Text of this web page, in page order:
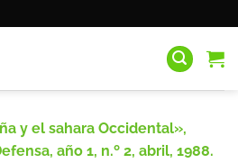
y el sahara Occidental»,
año 1, n.º 2, abril, 1988.